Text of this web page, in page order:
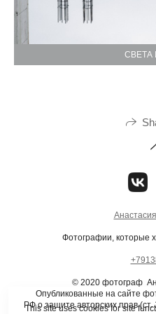
СВЕТА
Фотографии, которые
© 2020 фотограф
Опубликованные на сайте
РФ о защите авторских прав
This site uses cookies for site